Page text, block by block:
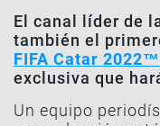
El canal líder de
también el
FIFA Catar 2022™
exclusiva que
Un equipo